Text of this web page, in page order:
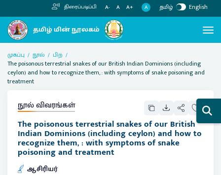
திரைப்படிப்பி A- A A+ A தமிழ் English
முகப்பு நூல்
பிற
The poisonous terrestrial snakes of our British Indian Dominions (including
ceylon) and how to recognize them, : with symptoms of snake poisoning and
treatment
நூல் விவரங்கள்
The poisonous terrestrial snakes of our British
Indian Dominions (including ceylon) and how to
recognize them, : with symptoms of snake
poisoning and treatment
ஆசிரியர்